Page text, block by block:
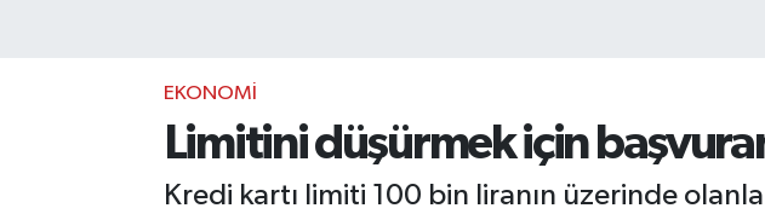
EKONOMİ
Limitini düşürmek için
Kredi kartı limiti 100 bin liranın üzerinde